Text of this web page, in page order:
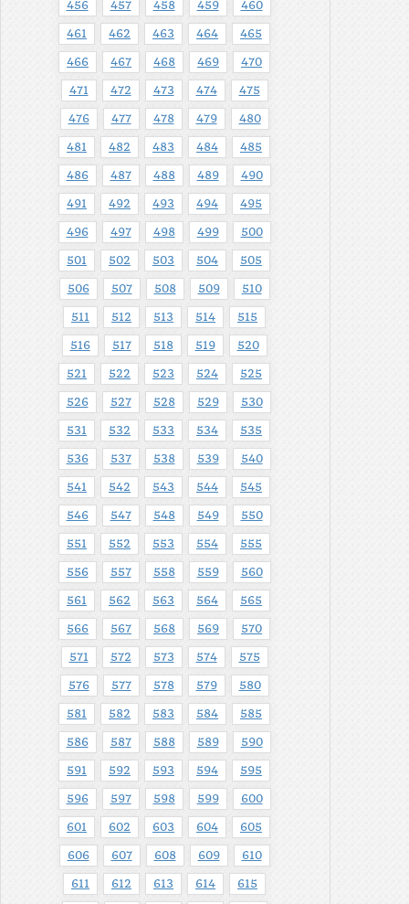
456 457 458 459 460
461 462 463 464 465
466 467 468 469 470
471 472 473 474 475
476 477 478 479 480
481 482 483 484 485
486 487 488 489 490
491 492 493 494 495
496 497 498 499 500
501 502 503 504 505
506 507 508 509 510
511 512 513 514 515
516 517 518 519 520
521 522 523 524 525
526 527 528 529 530
531 532 533 534 535
536 537 538 539 540
541 542 543 544 545
546 547 548 549 550
551 552 553 554 555
556 557 558 559 560
561 562 563 564 565
566 567 568 569 570
571 572 573 574 575
576 577 578 579 580
581 582 583 584 585
586 587 588 589 590
591 592 593 594 595
596 597 598 599 600
601 602 603 604 605
606 607 608 609 610
611 612 613 614 615